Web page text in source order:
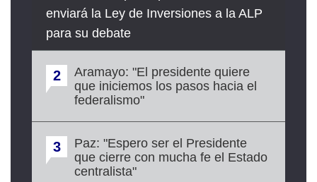
enviará la Ley de Inversiones a la ALP
para su debate
2
Aramayo: "El presidente quiere
que iniciemos los pasos hacia el
federalismo"
3
Paz: "Espero ser el Presidente
que cierre con mucha fe el Estado
centralista"